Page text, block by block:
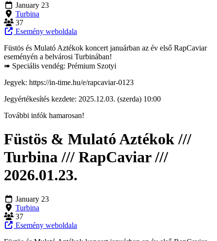
January 23
Turbina
37
Esemény weboldala
Füstös és Mulató Aztékok koncert januárban az év első RapCaviar
eseményén a belvárosi Turbinában!
➠ Speciális vendég: Prémium Szotyi
Jegyek: https://in-time.hu/e/rapcaviar-0123
Jegyértékesítés kezdete: 2025.12.03. (szerda) 10:00
További infók hamarosan!
Füstös & Mulató Aztékok ///
Turbina /// RapCaviar ///
2026.01.23.
January 23
Turbina
37
Esemény weboldala